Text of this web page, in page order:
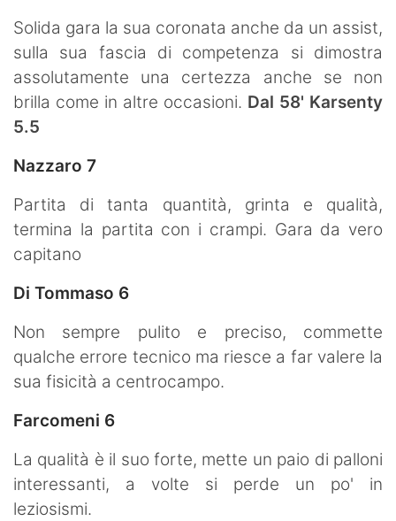
Solida gara la sua coronata anche da un assist,
sulla sua fascia di competenza si dimostra
assolutamente una certezza anche se non
brilla come in altre occasioni. Dal 58' Karsenty
5.5
Nazzaro 7
Partita di tanta quantità, grinta e qualità,
termina la partita con i crampi. Gara da vero
capitano
Di Tommaso 6
Non sempre pulito e preciso, commette
qualche errore tecnico ma riesce a far valere la
sua fisicità a centrocampo.
Farcomeni 6
La qualità è il suo forte, mette un paio di palloni
interessanti, a volte si perde un po' in
leziosismi.